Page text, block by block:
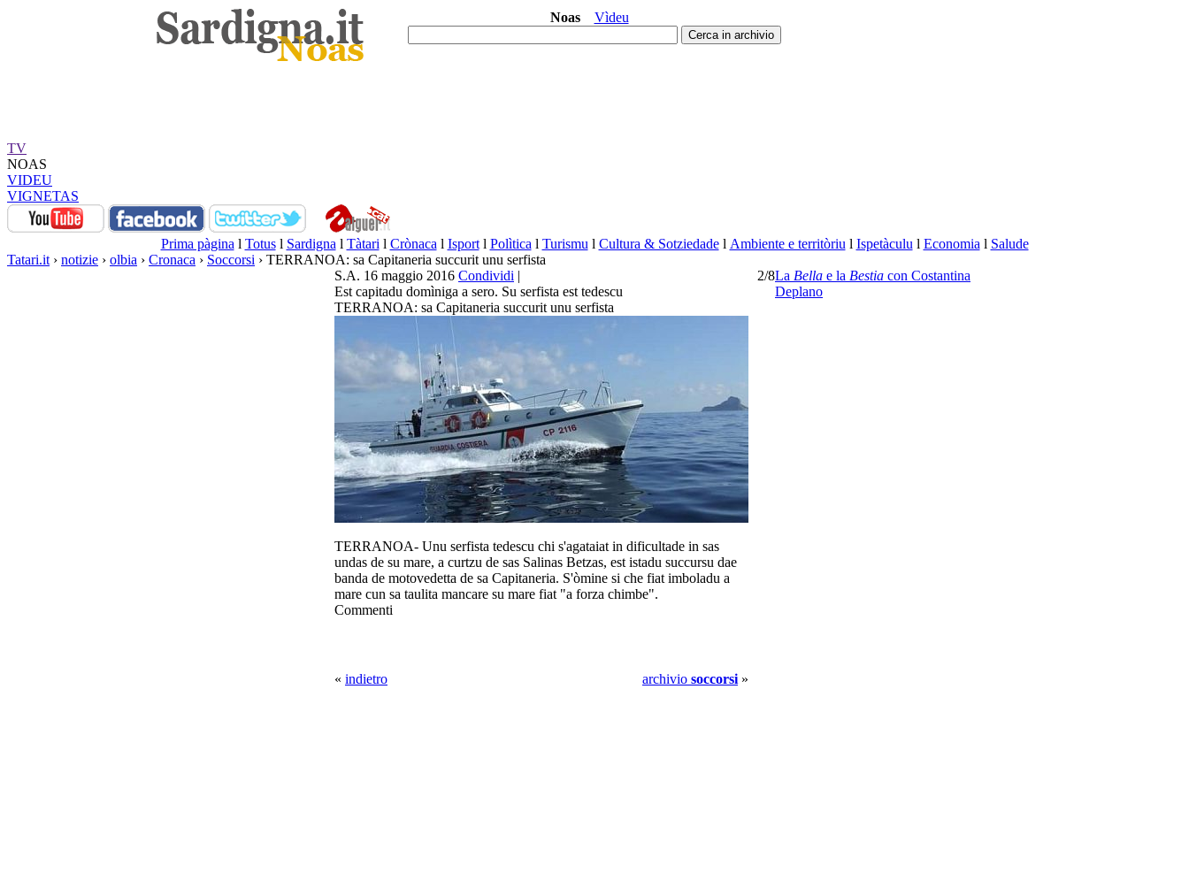
Noas Vìdeu
TV
NOAS
VIDEU
VIGNETAS
Prima pàgina l Totusl Sardigna l Tàtari l Crònaca l Isportl Polìtica l Turismu l Cultura & Sotziedadel Ambiente e territòriu l Ispetàculu l Economia l Salude
Tatari.it › notizie › olbia › Cronaca › Soccorsi › TERRANOA: sa Capitaneria succurit unu serfista
S.A. 16 maggio 2016 Condividi |
Est capitadu domìniga a sero. Su serfista est tedescu
TERRANOA: sa Capitaneria succurit unu serfista
TERRANOA- Unu serfista tedescu chi s'agataiat in dificultade in sas
undas de su mare, a curtzu de sas Salinas Betzas, est istadu succursu dae
banda de motovedetta de sa Capitaneria. S'òmine si che fiat imboladu a
mare cun sa taulita mancare su mare fiat "a forza chimbe".
Commenti
« indietro archivio soccorsi »
2/8La Bella e la Bestia con Costantina
Deplano